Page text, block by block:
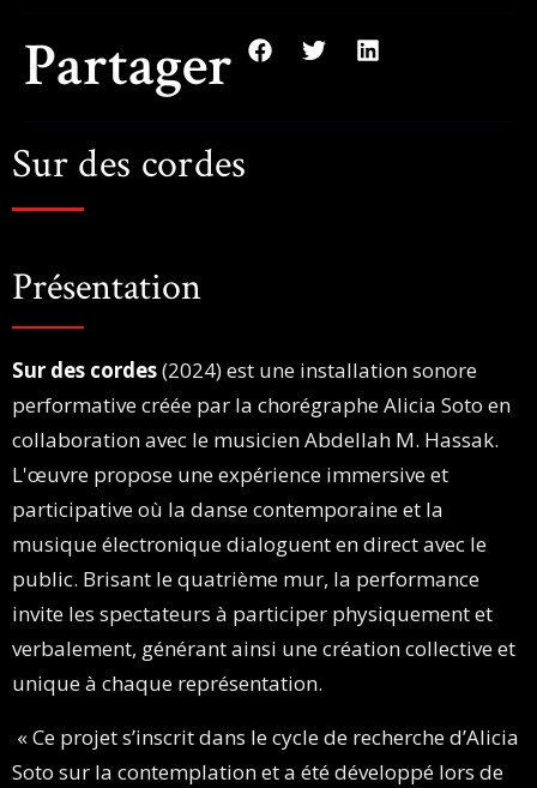
Sur des cordes
Présentation
Sur des cordes(2024) est une installation sonore
performative créée par la chorégraphe Alicia Soto en
collaboration avec le musicien Abdellah M. Hassak.
L'œuvre propose une expérience immersive et
participative où la danse contemporaine et la
musique électronique dialoguent en direct avec le
public. Brisant le quatrième mur, la performance
invite les spectateurs à participer physiquement et
verbalement, générant ainsi une création collective et
unique à chaque représentation.
« Ce projet s’inscrit dans le cycle de recherche d’Alicia
Soto sur la contemplation et a été développé lors de
Partager